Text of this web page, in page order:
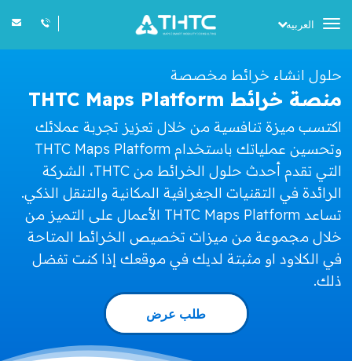
Toggle
العربيه
حلول انشاء خرائط مخصصة
منصة خرائط THTC Maps Platform
اكتسب ميزة تنافسية من خلال تعزيز تجربة عملائك
وتحسين عملياتك باستخدام THTC Maps Platform
التي تقدم أحدث حلول الخرائط من THTC، الشركة
الرائدة في التقنيات الجغرافية المكانية والتنقل الذكي.
تساعد THTC Maps Platform الأعمال على التميز من
خلال مجموعة من ميزات تخصيص الخرائط المتاحة
في الكلاود او مثبتة لديك في موقعك إذا كنت تفضل
ذلك.
طلب عرض